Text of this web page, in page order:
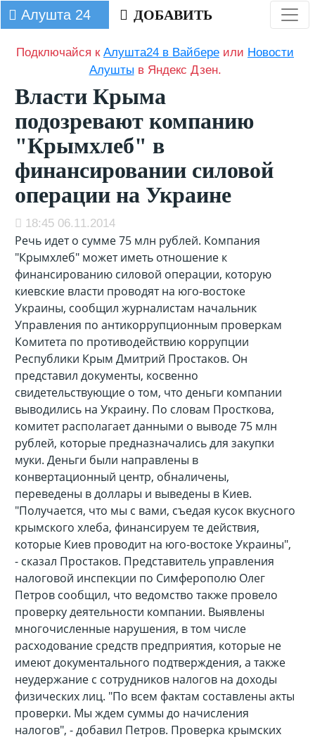
Алушта 24 ДОБАВИТЬ
Подключайся кАлушта24 в Вайбере или Новости
Алушты в Яндекс Дзен.
Власти Крыма
подозревают компанию
"Крымхлеб" в
финансировании силовой
операции на Украине
18:45 06.11.2014
Речь идет о сумме 75 млн рублей. Компания
"Крымхлеб" может иметь отношение к
финансированию силовой операции, которую
киевские власти проводят на юго-востоке
Украины, сообщил журналистам начальник
Управления по антикоррупционным проверкам
Комитета по противодействию коррупции
Республики Крым Дмитрий Простаков. Он
представил документы, косвенно
свидетельствующие о том, что деньги компании
выводились на Украину. По словам Просткова,
комитет располагает данными о выводе 75 млн
рублей, которые предназначались для закупки
муки. Деньги были направлены в
конвертационный центр, обналичены,
переведены в доллары и выведены в Киев.
"Получается, что мы с вами, съедая кусок вкусного
крымского хлеба, финансируем те действия,
которые Киев проводит на юго-востоке Украины",
- сказал Простаков. Представитель управления
налоговой инспекции по Симферополю Олег
Петров сообщил, что ведомство также провело
проверку деятельности компании. Выявлены
многочисленные нарушения, в том числе
расходование средств предприятия, которые не
имеют документального подтверждения, а также
неудержание с сотрудников налогов на доходы
физических лиц. "По всем фактам составлены акты
проверки. Мы ждем суммы до начисления
налогов", - добавил Петров. Проверка крымских